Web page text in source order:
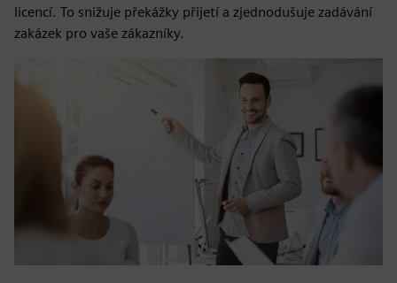
licencí. To snižuje překážky přijetí a zjednodušuje zadávání
zakázek pro vaše zákazníky.